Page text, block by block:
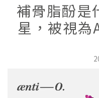
補骨脂酚是
星，被視為